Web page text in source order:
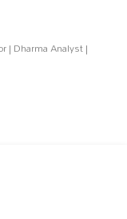
| Dharma Analyst |